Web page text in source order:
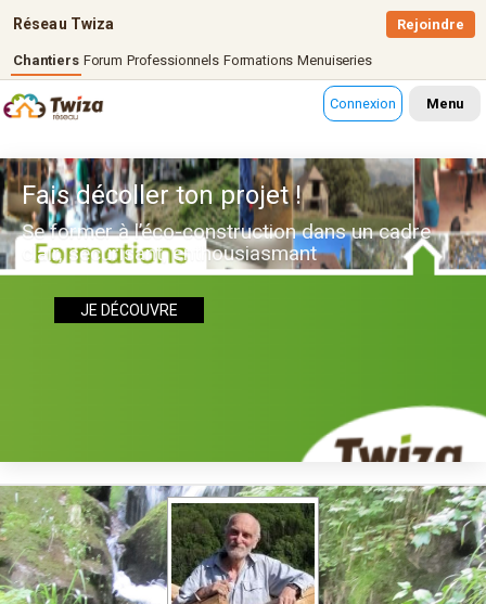
Réseau Twiza
Chantiers Forum Professionnels Formations Menuiseries
Rejoindre
Connexion Menu
Fais décoller ton projet !
Se former à l’éco-construction dans un cadre
clair, sécurisant, enthousiasmant
JE DÉCOUVRE